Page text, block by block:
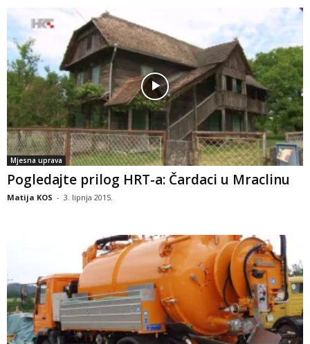
Mjesna uprava
Pogledajte prilog HRT-a: Čardaci u Mraclinu
Matija KOS - 3. lipnja 2015.